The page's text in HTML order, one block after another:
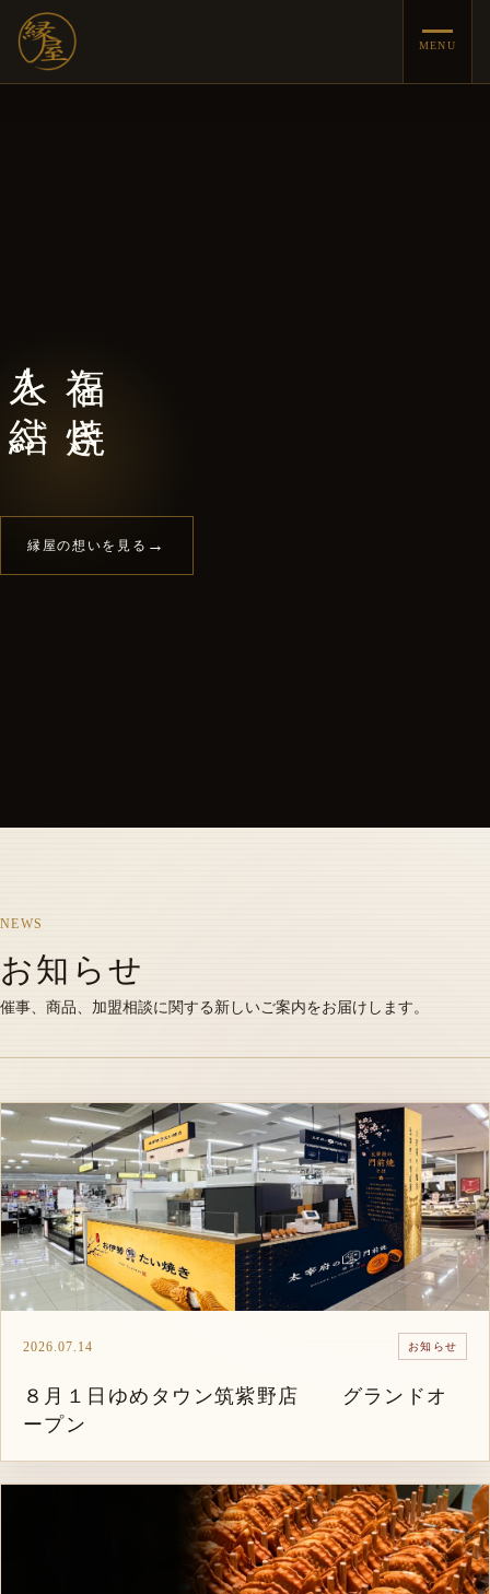
MENU
福を焼き、
人を結ぶ。
縁屋の想いを見る →
NEWS
お知らせ
催事、商品、加盟相談に関する新しいご案内をお届けします。
2026.07.14 お知らせ
８月１日ゆめタウン筑紫野店 グランドオ
ープン